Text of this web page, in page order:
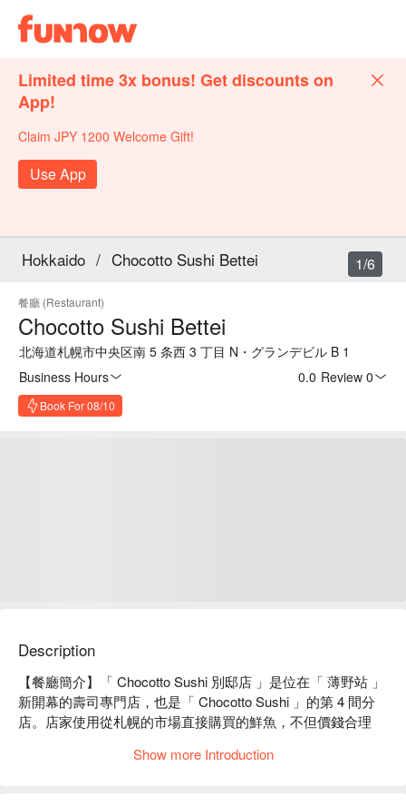
Limited time 3x bonus! Get discounts on
App!
Claim JPY 1200 Welcome Gift!
Use App
Hokkaido / Chocotto Sushi Bettei
餐廳 (Restaurant)
Chocotto Sushi Bettei
北海道札幌市中央区南 5 条西 3 丁目 N・グランデビル B 1
Business Hours
0.0 Review 0
Book For 08/10
1/6
Description
【餐廳簡介】「 Chocotto Sushi 別邸店 」是位在「 薄野站 」
新開幕的壽司專門店，也是「 Chocotto Sushi 」的第 4 間分
店。店家使用從札幌的市場直接購買的鮮魚，不但價錢合理
師傅專業的料理手法下，提供客人最新鮮美味的料理，保證您
Show more Introduction